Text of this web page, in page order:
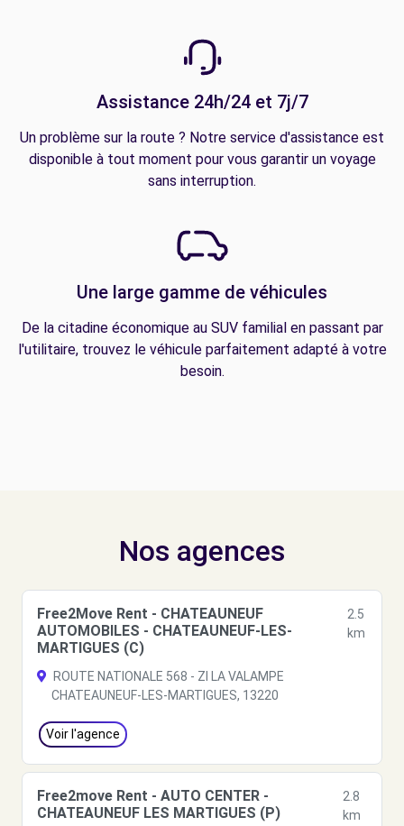
Assistance 24h/24 et 7j/7
Un problème sur la route ? Notre service d'assistance est
disponible à tout moment pour vous garantir un voyage
sans interruption.
Une large gamme de véhicules
De la citadine économique au SUV familial en passant par
l'utilitaire, trouvez le véhicule parfaitement adapté à votre
besoin.
Nos agences
Free2Move Rent - CHATEAUNEUF
AUTOMOBILES - CHATEAUNEUF-LES-
MARTIGUES (C)
2.5
km
ROUTE NATIONALE 568 - ZI LA VALAMPE
CHATEAUNEUF-LES-MARTIGUES, 13220
Voir l'agence
Free2move Rent - AUTO CENTER -
CHATEAUNEUF LES MARTIGUES (P)
2.8
km